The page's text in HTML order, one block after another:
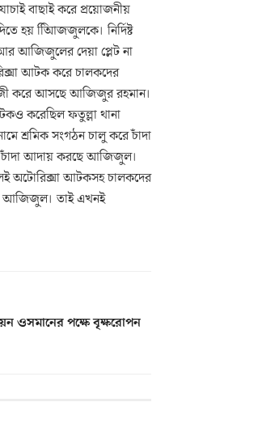
বাছাই করে প্রয়োজনীয়
হয় আিিজজুলকে। নির্দিষ্ট
আর আজিজুলের দেয়া প্লেট না
আটক করে চালকদের
করে আসছে আজিজুর রহমান।
করেছিল ফতুল্লা থানা
শ্রমিক সংগঠন চালু করে চাঁদা
চাঁদা আদায় করছে আজিজুল।
অটোরিক্সা আটকসহ চালকদের
আজিজুল। তাই এখনই
ওসমানের পক্ষে বৃক্ষরোপন